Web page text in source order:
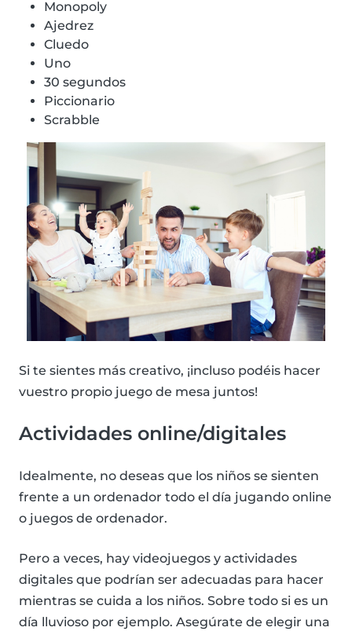
Monopoly
Ajedrez
Cluedo
Uno
30 segundos
Piccionario
Scrabble
Si te sientes más creativo, ¡incluso podéis hacer
vuestro propio juego de mesa juntos!
Actividades online/digitales
Idealmente, no deseas que los niños se sienten
frente a un ordenador todo el día jugando online
o juegos de ordenador.
Pero a veces, hay videojuegos y actividades
digitales que podrían ser adecuadas para hacer
mientras se cuida a los niños. Sobre todo si es un
día lluvioso por ejemplo. Asegúrate de elegir una